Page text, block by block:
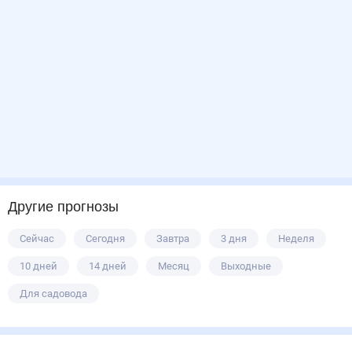
Другие прогнозы
Сейчас Сегодня Завтра 3 дня Неделя
10 дней 14 дней Месяц Выходные
Для садовода